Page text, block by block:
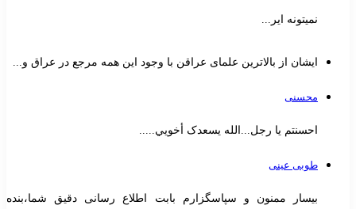
نمیتونه ایر...
ایشان از بالاترین علمای عراقن با وجود این همه مرجع در عراق و...
محسنی
احسنتم یا رجل...الله یسعدک أخويي.....
طوبی عینی
بیسار ممنون و سپاسگزارم بابت اطلاع رسانی دقیق شما،بنده